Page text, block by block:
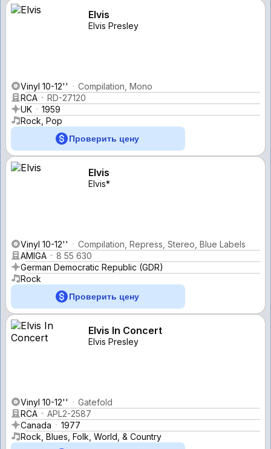
Elvis
Elvis Presley
Vinyl 10-12''
Compilation, Mono
RCA
RD-27120
UK
1959
Rock, Pop
Проверить цену
Elvis
Elvis*
Vinyl 10-12''
Compilation, Repress, Stereo, Blue Labels
AMIGA
8 55 630
German Democratic Republic (GDR)
Rock
Проверить цену
Elvis In Concert
Elvis Presley
Vinyl 10-12''
Gatefold
RCA
APL2-2587
Canada
1977
Rock, Blues, Folk, World, & Country